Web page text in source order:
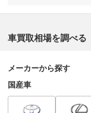
車買取相場を調べる
メーカーから探す
国産車